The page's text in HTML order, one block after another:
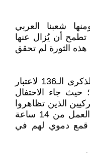
شعبنا العربي
تطمح أن يُزال عنها
هذه الثورة لم تحقق
كما يصادف عيد العمال لهذا العام الذكرى الـ136 لاعتبار
حيث جاء الاحتفال
الذين تظاهروا
عام 1886 مطالبين بتقليل ساعات العمل من 14 ساعة
قمع دموي لهم في